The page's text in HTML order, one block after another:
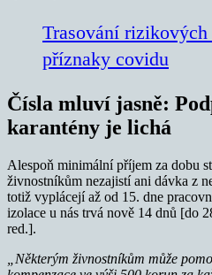
Trasování
příznaky covidu
Čísla mluví jasně:
karantény je lichá
Alespoň minimální příjem za dobu
živnostníkům nezajistí ani dávka z
totiž vyplácejí až od 15. dne
izolace u nás trvá nově 14 dnů [do
red.].
„Některým živnostníkům může